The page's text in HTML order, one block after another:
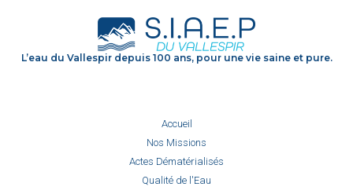
L’eau du Vallespir depuis 100 ans, pour une vie saine et pure.
Accueil
Nos Missions
Actes Dématérialisés
Qualité de l'Eau